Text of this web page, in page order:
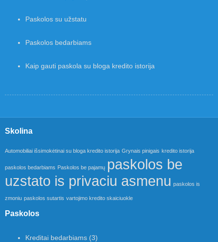
Paskolos su užstatu
Paskolos bedarbiams
Kaip gauti paskola su bloga kredito istorija
Skolina
Automobiliai išsimokėtinai su bloga kredito istorija Grynais pinigais kredito istorija
paskolos bedarbiams Paskolos be pajamų paskolos be
uzstato is privaciu asmenu paskolos is
zmoniu paskolos sutartis vartojimo kredito skaiciuokle
Paskolos
Kreditai bedarbiams (3)